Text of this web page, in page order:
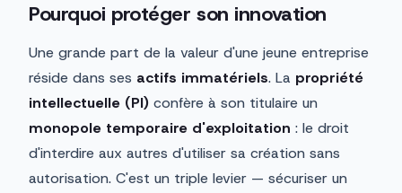
Pourquoi protéger son innovation
Une grande part de la valeur d'une jeune entreprise
réside dans ses actifs immatériels. La propriété
intellectuelle (PI) confère à son titulaire un
monopole temporaire d'exploitation : le droit
d'interdire aux autres d'utiliser sa création sans
autorisation. C'est un triple levier — sécuriser un